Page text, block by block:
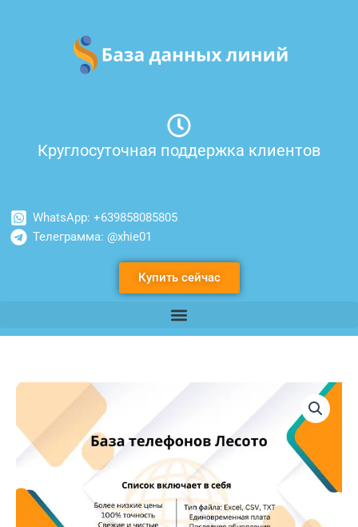
содержимому
Круглосуточная поддержка клиентов
WhatsApp: +639858085805
Телеграмма: @xhie01
Купить сейчас
Количество
телефонов
Лесото
на
миллионов